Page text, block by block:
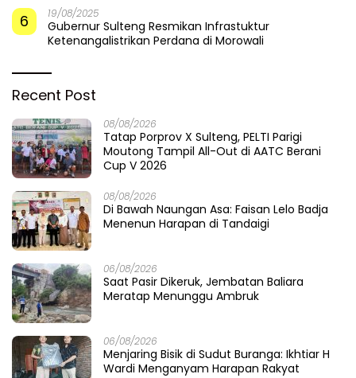
6 19/08/2025
Gubernur Sulteng Resmikan Infrastuktur
Ketenangalistrikan Perdana di Morowali
Recent Post
08/08/2026
Tatap Porprov X Sulteng, PELTI Parigi
Moutong Tampil All-Out di AATC Berani
Cup V 2026
08/08/2026
Di Bawah Naungan Asa: Faisan Lelo Badja
Menenun Harapan di Tandaigi
06/08/2026
Saat Pasir Dikeruk, Jembatan Baliara
Meratap Menunggu Ambruk
06/08/2026
Menjaring Bisik di Sudut Buranga: Ikhtiar H
Wardi Menganyam Harapan Rakyat